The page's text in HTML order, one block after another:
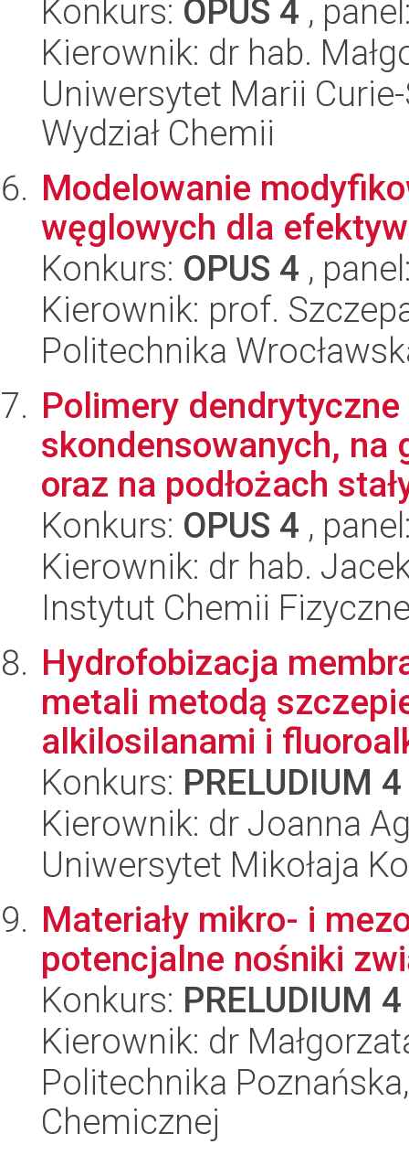
Konkurs: OPUS 4 ,
Kierownik: dr hab.
Uniwersytet Marii
Wydział Chemii
Modelowanie
węglowych dla
Konkurs: OPUS 4 ,
Kierownik: prof.
Politechnika
Polimery
skondensowanych,
oraz na podłożach
Konkurs: OPUS 4 ,
Kierownik: dr hab.
Instytut Chemii
Hydrofobizacja
metali metodą
alkilosilanami i
Konkurs: PRELUDIUM 4
Kierownik: dr Joanna
Uniwersytet Mikołaja
Materiały mikro- i
potencjalne nośniki
Konkurs: PRELUDIUM 4
Kierownik: dr
Politechnika
Chemicznej